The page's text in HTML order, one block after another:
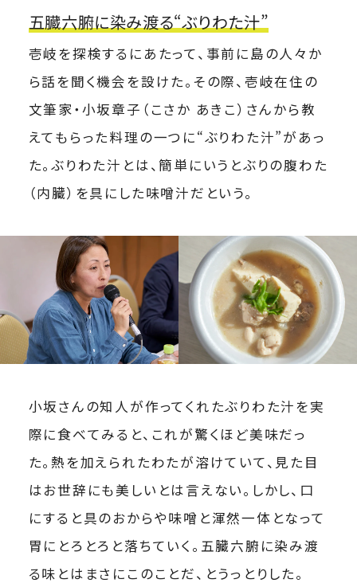
五臓六腑に染み渡る“ぶりわた汁”
壱岐を探検するにあたって、事前に島の人々か
ら話を聞く機会を設けた。その際、壱岐在住の
文筆家・小坂章子（こさか あきこ）さんから教
えてもらった料理の一つに“ぶりわた汁”があっ
た。ぶりわた汁とは、簡単にいうとぶりの腹わた
（内臓）を具にした味噌汁だという。
小坂さんの知人が作ってくれたぶりわた汁を実
際に食べてみると、これが驚くほど美味だっ
た。熱を加えられたわたが溶けていて、見た目
はお世辞にも美しいとは言えない。しかし、口
にすると具のおからや味噌と渾然一体となって
胃にとろとろと落ちていく。五臓六腑に染み渡
る味とはまさにこのことだ、とうっとりした。